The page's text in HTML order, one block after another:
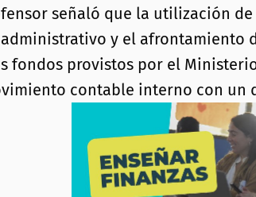
señaló que la utilización
y el afrontamiento
fondos provistos por el
contable interno con un